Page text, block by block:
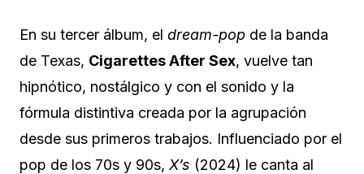
En su tercer álbum, el dream-pop de la banda
de Texas, Cigarettes After Sex, vuelve tan
hipnótico, nostálgico y con el sonido y la
fórmula distintiva creada por la agrupación
desde sus primeros trabajos. Influenciado por el
pop de los 70s y 90s, X’s (2024) le canta al